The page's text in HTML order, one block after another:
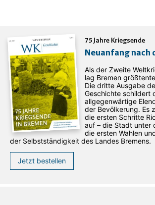
75 Jahre Kriegsende
Neuanfang
Als der Zweite
lag Bremen
Die dritte Ausgabe
Geschichte schildert
allgegenwärtige
der Bevölkerung. Es
die ersten Schritte
auf – die Stadt unter
die ersten Wahlen
der Selbstständigkeit des Landes Bremens.
Jetzt bestellen